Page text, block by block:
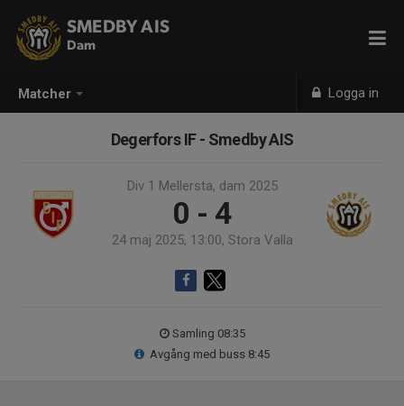
Matcher Logga in
SMEDBY AIS
Dam
Degerfors IF - Smedby AIS
Div 1 Mellersta, dam 2025
0 - 4
24 maj 2025, 13:00, Stora Valla
Samling 08:35
Avgång med buss 8:45